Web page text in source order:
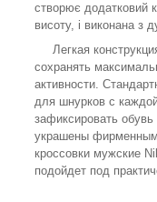
створює додатковий
висоту, і виконана з
Легкая
сохранять
активности.
для шнурков с
зафиксировать
украшены
кроссовки мужские
подойдет под